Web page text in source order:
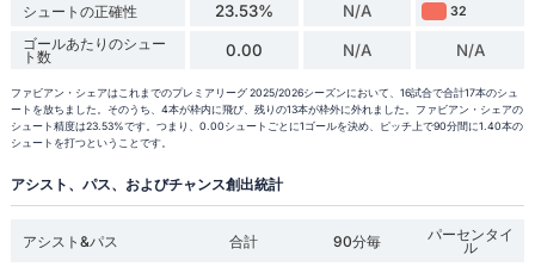
シュートの正確性 23.53% N/A 32
ゴールあたりのシュー
ト数 0.00 N/A N/A
ファビアン・シェアはこれまでのプレミアリーグ 2025/2026シーズンにおいて、16試合で合計17本のシュ
ートを放ちました。そのうち、4本が枠内に飛び、残りの13本が枠外に外れました。ファビアン・シェアの
シュート精度は23.53%です。つまり、0.00シュートごとに1ゴールを決め、ピッチ上で90分間に1.40本の
シュートを打つということです。
アシスト、パス、およびチャンス創出統計
アシスト&パス 合計 90分毎 パーセンタイ
ル